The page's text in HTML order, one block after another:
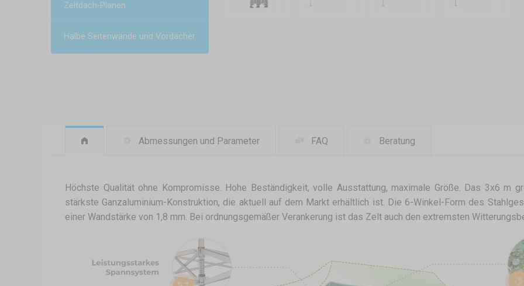
Zeltdach-Planen
Halbe Seitenwände und Vordächer
Abmessungen und Parameter FAQ Beratung
Höchste Qualität ohne Kompromisse. Hohe Beständigkeit, volle Ausstattung, maximale Größe. Das 3x6 m
stärkste Ganzaluminium-Konstruktion, die aktuell auf dem Markt erhältlich ist. Die 6-Winkel-Form des
einer Wandstärke von 1,8 mm. Bei ordnungsgemäßer Verankerung ist das Zelt auch den extremsten